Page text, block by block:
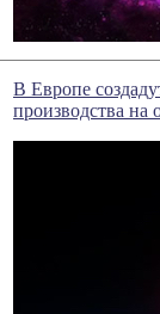
В Европе
производства на